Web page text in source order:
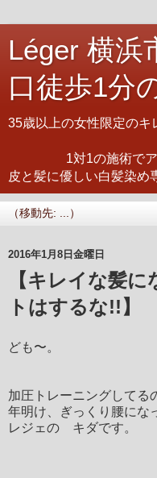
Léger 横浜
口徒歩1分
35歳以上の女性限定のキ
1対1の施術でアナ
皮と髪に優しい白髪染め
2016年1月8日金曜日
【キレイな髪
トはするな!!】
ども〜。
加圧トレーニングしてる
年明け、ぎっくり腰にな
レジェの キダです。